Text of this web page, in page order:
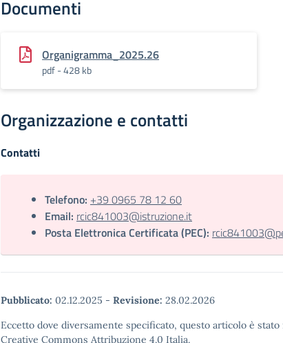
Documenti
Organigramma_2025.26
pdf - 428 kb
Organizzazione e contatti
Contatti
Telefono: +39 0965 78 12 60
Email: rcic841003@istruzione.it
Posta Elettronica Certificata (PEC):
Pubblicato: 02.12.2025 - Revisione: 28.02.2026
Eccetto dove diversamente specificato, questo articolo è
Creative Commons Attribuzione 4.0 Italia.